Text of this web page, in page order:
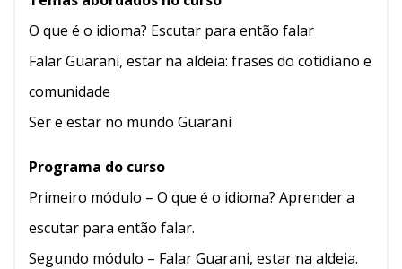
O que é o idioma? Escutar para então falar
Falar Guarani, estar na aldeia: frases do cotidiano e
comunidade
Ser e estar no mundo Guarani
Programa do curso
Primeiro módulo – O que é o idioma? Aprender a
escutar para então falar.
Segundo módulo – Falar Guarani, estar na aldeia.